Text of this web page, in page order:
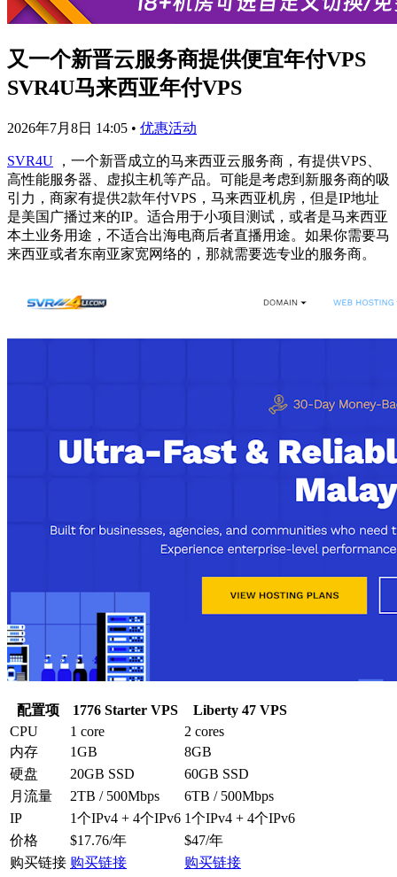
又一个新晋云服务商提供便宜年付VPS
SVR4U马来西亚年付VPS
2026年7月8日 14:05 • 优惠活动
SVR4U ，一个新晋成立的马来西亚云服务商，有提供VPS、
高性能服务器、虚拟主机等产品。可能是考虑到新服务商的吸
引力，商家有提供2款年付VPS，马来西亚机房，但是IP地址
是美国广播过来的IP。适合用于小项目测试，或者是马来西亚
本土业务用途，不适合出海电商后者直播用途。如果你需要马
来西亚或者东南亚家宽网络的，那就需要选专业的服务商。
配置项 1776 Starter VPS
Liberty 47 VPS
CPU
1 core
2 cores
内存
1GB
8GB
硬盘
20GB SSD
60GB SSD
月流量
2TB / 500Mbps
6TB / 500Mbps
IP
1个IPv4 + 4个IPv6 1个IPv4 + 4个IPv6
价格
$17.76/年
$47/年
购买链接 购买链接 购买链接